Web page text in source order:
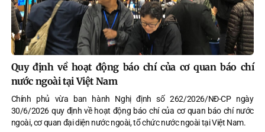
Quy định về hoạt động báo chí của cơ quan báo chí
nước ngoài tại Việt Nam
Chính phủ vừa ban hành Nghị định số 262/2026/NĐ-CP ngày
30/6/2026 quy định về hoạt động báo chí của cơ quan báo chí nước
ngoài, cơ quan đại diện nước ngoài, tổ chức nước ngoài tại Việt Nam.